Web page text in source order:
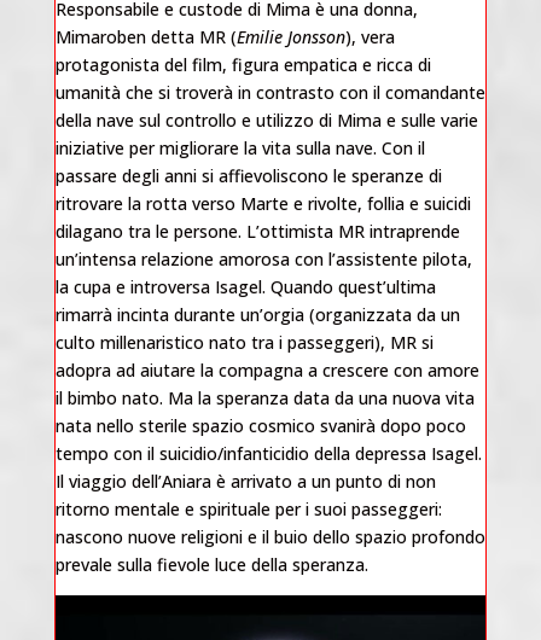
Responsabile e custode di Mima è una donna,
Mimaroben detta MR (Emilie Jonsson), vera
protagonista del film, figura empatica e ricca di
umanità che si troverà in contrasto con il comandante
della nave sul controllo e utilizzo di Mima e sulle varie
iniziative per migliorare la vita sulla nave. Con il
passare degli anni si affievoliscono le speranze di
ritrovare la rotta verso Marte e rivolte, follia e suicidi
dilagano tra le persone. L’ottimista MR intraprende
un’intensa relazione amorosa con l’assistente pilota,
la cupa e introversa Isagel. Quando quest’ultima
rimarrà incinta durante un’orgia (organizzata da un
culto millenaristico nato tra i passeggeri), MR si
adopra ad aiutare la compagna a crescere con amore
il bimbo nato. Ma la speranza data da una nuova vita
nata nello sterile spazio cosmico svanirà dopo poco
tempo con il suicidio/infanticidio della depressa Isagel.
Il viaggio dell’Aniara è arrivato a un punto di non
ritorno mentale e spirituale per i suoi passeggeri:
nascono nuove religioni e il buio dello spazio profondo
prevale sulla fievole luce della speranza.